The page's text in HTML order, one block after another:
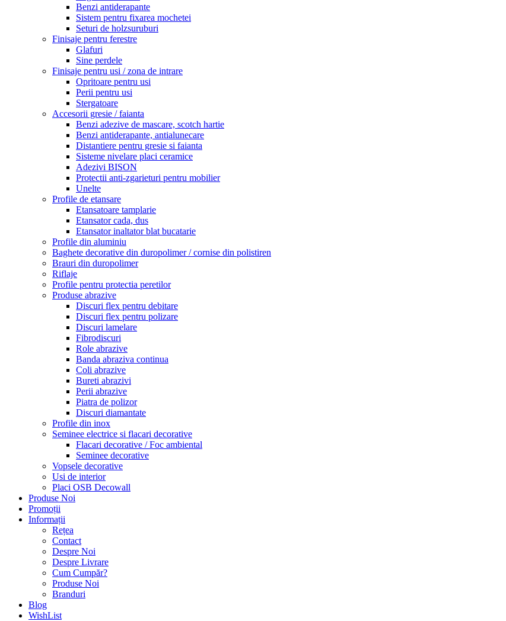
Benzi antiderapante
Sistem pentru fixarea mochetei
Seturi de holzsuruburi
Finisaje pentru ferestre
Glafuri
Sine perdele
Finisaje pentru usi / zona de intrare
Opritoare pentru usi
Perii pentru usi
Stergatoare
Accesorii gresie / faianta
Benzi adezive de mascare, scotch hartie
Benzi antiderapante, antialunecare
Distantiere pentru gresie si faianta
Sisteme nivelare placi ceramice
Adezivi BISON
Protectii anti-zgarieturi pentru mobilier
Unelte
Profile de etansare
Etansatoare tamplarie
Etansator cada, dus
Etansator inaltator blat bucatarie
Profile din aluminiu
Baghete decorative din duropolimer / cornise din polistiren
Brauri din duropolimer
Riflaje
Profile pentru protectia peretilor
Produse abrazive
Discuri flex pentru debitare
Discuri flex pentru polizare
Discuri lamelare
Fibrodiscuri
Role abrazive
Banda abraziva continua
Coli abrazive
Bureti abrazivi
Perii abrazive
Piatra de polizor
Discuri diamantate
Profile din inox
Seminee electrice si flacari decorative
Flacari decorative / Foc ambiental
Seminee decorative
Vopsele decorative
Usi de interior
Placi OSB Decowall
Produse Noi
Promoții
Informații
Rețea
Contact
Despre Noi
Despre Livrare
Cum Cumpăr?
Produse Noi
Branduri
Blog
WishList